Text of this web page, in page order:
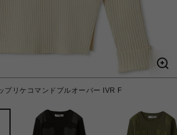
プリケコマンドプルオーバー IVR F